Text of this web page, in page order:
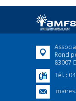
Afin
Rond
83007
Tél. :